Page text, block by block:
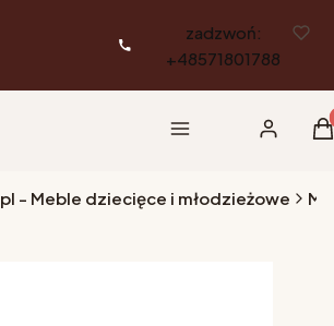
zadzwoń:
+48571801788
Menu Zaloguj się
- Meble dziecięce i młodzieżowe